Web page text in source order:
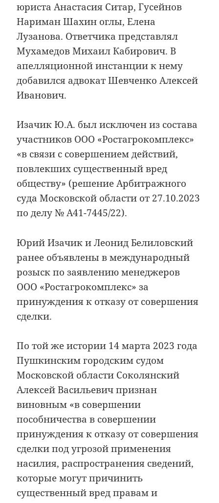
юриста Анастасия Ситар, Гусейнов
Нариман Шахин оглы, Елена
Лузанова. Ответчика представлял
Мухамедов Михаил Кабирович. В
апелляционной инстанции к нему
добавился адвокат Шевченко Алексей
Иванович.
Изачик Ю.А. был исключен из состава
участников ООО «Ростагрокомплекс»
«в связи с совершением действий,
повлекших существенный вред
обществу» (решение Арбитражного
суда Московской области от 27.10.2023
по делу № А41-7445/22).
Юрий Изачик и Леонид Белиловский
ранее объявлены в международный
розыск по заявлению менеджеров
ООО «Ростагрокомплекс» за
принуждения к отказу от совершения
сделки.
По той же истории 14 марта 2023 года
Пушкинским городским судом
Московской области Соколянский
Алексей Васильевич признан
виновным «в совершении
пособничества в совершении
принуждения к отказу от совершения
сделки под угрозой применения
насилия, распространения сведений,
которые могут причинить
существенный вред правам и